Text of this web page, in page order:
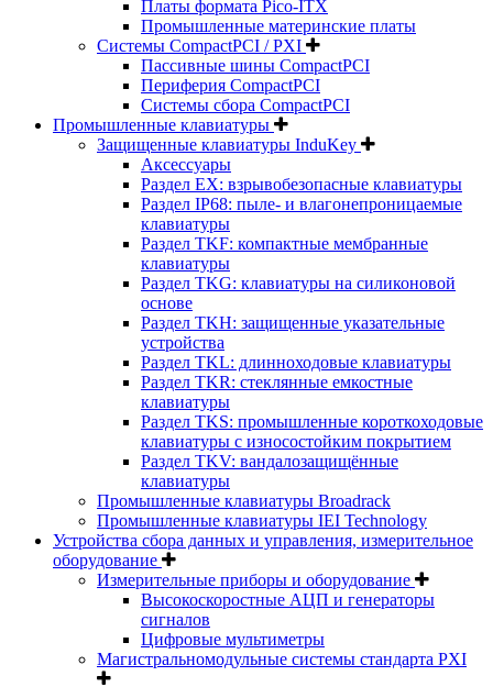
Платы формата Pico-ITX
Промышленные материнские платы
Системы CompactPCI / PXI
Пассивные шины CompactPCI
Периферия CompactPCI
Системы сбора CompactPCI
Промышленные клавиатуры
Защищенные клавиатуры InduKey
Аксессуары
Раздел EX: взрывобезопасные клавиатуры
Раздел IP68: пыле- и влагонепроницаемые
клавиатуры
Раздел TKF: компактные мембранные
клавиатуры
Раздел TKG: клавиатуры на силиконовой
основе
Раздел TKH: защищенные указательные
устройства
Раздел TKL: длинноходовые клавиатуры
Раздел TKR: стеклянные емкостные
клавиатуры
Раздел TKS: промышленные короткоходовые
клавиатуры с износостойким покрытием
Раздел TKV: вандалозащищённые
клавиатуры
Промышленные клавиатуры Broadrack
Промышленные клавиатуры IEI Technology
Устройства сбора данных и управления, измерительное
оборудование
Измерительные приборы и оборудование
Высокоскоростные АЦП и генераторы
сигналов
Цифровые мультиметры
Магистральномодульные системы стандарта PXI